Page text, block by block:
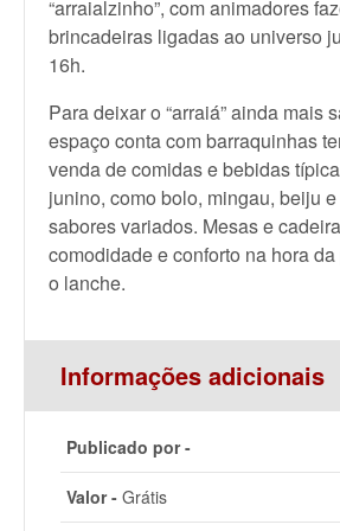
“arraialzinho”, com animadores
brincadeiras ligadas ao universo
16h.
Para deixar o “arraiá” ainda mais
espaço conta com barraquinhas
venda de comidas e bebidas
junino, como bolo, mingau, beiju
sabores variados. Mesas e
comodidade e conforto na hora
o lanche.
Informações adicionais
Publicado por -
Valor - Grátis